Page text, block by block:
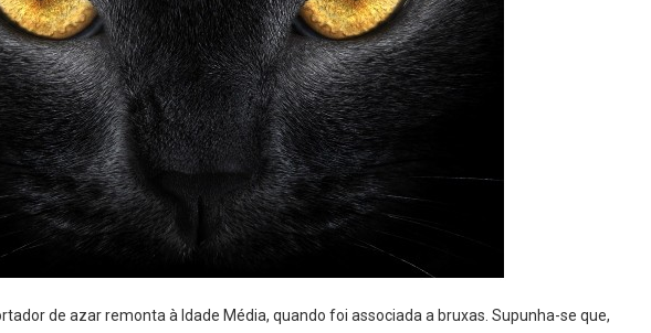
de azar remonta à Idade Média, quando foi associada a bruxas. Supunha-se que,